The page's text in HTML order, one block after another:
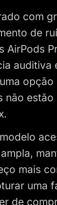
com
de
AirPods
não
mais
uma
de